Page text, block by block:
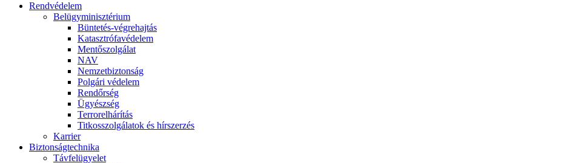
Rendvédelem
Belügyminisztérium
Büntetés-végrehajtás
Katasztrófavédelem
Mentőszolgálat
NAV
Nemzetbiztonság
Polgári védelem
Rendőrség
Ügyészség
Terrorelhárítás
Titkosszolgálatok és hírszerzés
Karrier
Biztonságtechnika
Távfelügyelet